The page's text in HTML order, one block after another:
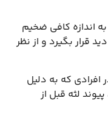
به اندازه کافی ضخیم
قرار بگیرد و از نظر
افرادی که به دلیل
لثه قبل از